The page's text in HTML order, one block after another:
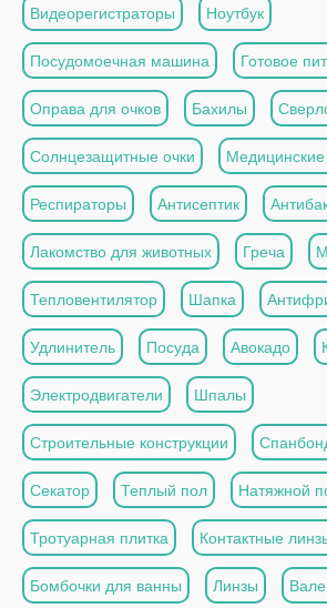
Видеорегистраторы Ноутбук
Посудомоечная машина Готовое
Оправа для очков Бахилы
Солнцезащитные очки
Респираторы Антисептик
Лакомство для животных Греча
Тепловентилятор Шапка
Удлинитель Посуда Авокадо
Электродвигатели Шпалы
Строительные конструкции
Секатор Теплый пол Натяжной
Тротуарная плитка Контактные
Бомбочки для ванны Линзы